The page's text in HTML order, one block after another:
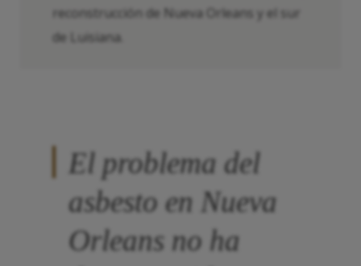
reconstrucción de Nueva Orleans y el sur
de Luisiana.
El problema del
asbesto en Nueva
Orleans no ha